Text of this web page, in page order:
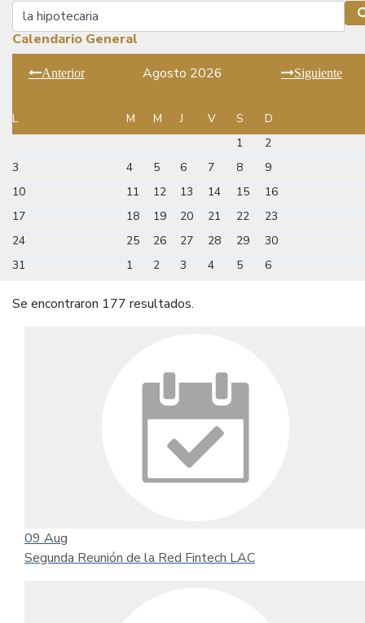
Buscar
Calendario General
Anterior Agosto 2026 Siguiente
L M M J V S
D
1
2
3
4 5 6 7 8
9
10
11 12 13 14 15
16
17
18 19 20 21 22
23
24
25 26 27 28 29
30
31
1 2 3 4 5 6
Se encontraron 177 resultados.
09 Aug
Segunda Reunión de la Red Fintech LAC